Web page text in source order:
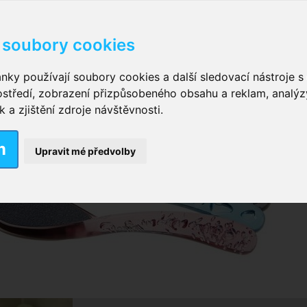
cookies
používají soubory cookies a další sledovací nástroje s
zobrazení přizpůsobeného obsahu a reklam,
a zjištění zdroje návštěvnosti.
Upravit mé předvolby
kalhotky zalepovací ,Inkontinenční kalhotky
vložky pro muže
plavky,Dámské inkontinenční plavky